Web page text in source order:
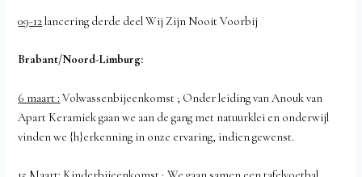
09-12lancering derde deel Wij Zijn Nooit Voorbij
Brabant/Noord-Limburg:
6 maart : Volwassenbijeenkomst ; Onder leiding van Anouk van
Apart Keramiek gaan we aan de gang met natuurklei en onderwijl
vinden we {h}erkenning in onze ervaring, indien gewenst.